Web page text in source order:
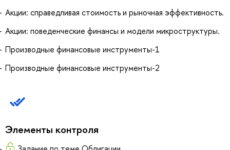
Акции: справедливая стоимость и рыночная эффективность.
Акции: поведенческие финансы и модели микроструктуры.
Производные финансовые инструменты-1
Производные финансовые инструменты-2
Элементы контроля